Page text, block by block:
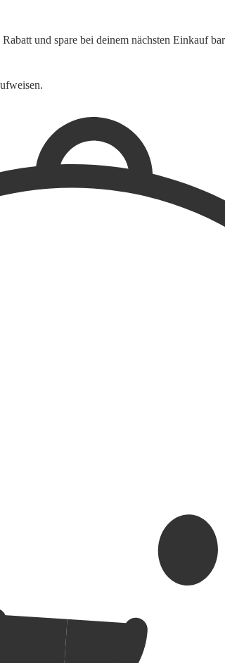
und spare bei deinem nächsten Einkauf